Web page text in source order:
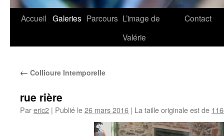
Accueil Galeries Parcours L’image de
Valérie
Contact
← Collioure Intemporelle
rue rière
Pareric2 | Publié le26 mars 2016 | La taille originale est de